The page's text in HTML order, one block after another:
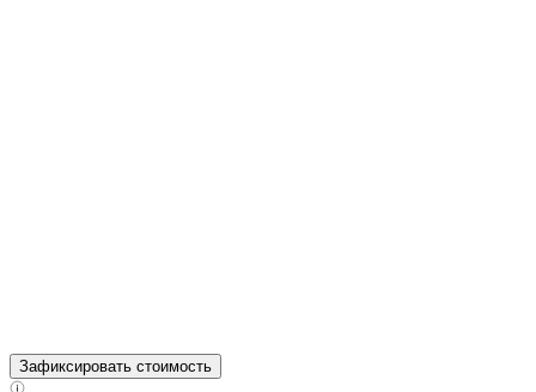
Зафиксировать стоимость